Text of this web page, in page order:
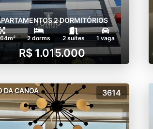
2 DORMITÓRIOS
2 dorms 2 suítes 1 vaga
R$ 1.015.000
DA CANOA 3614